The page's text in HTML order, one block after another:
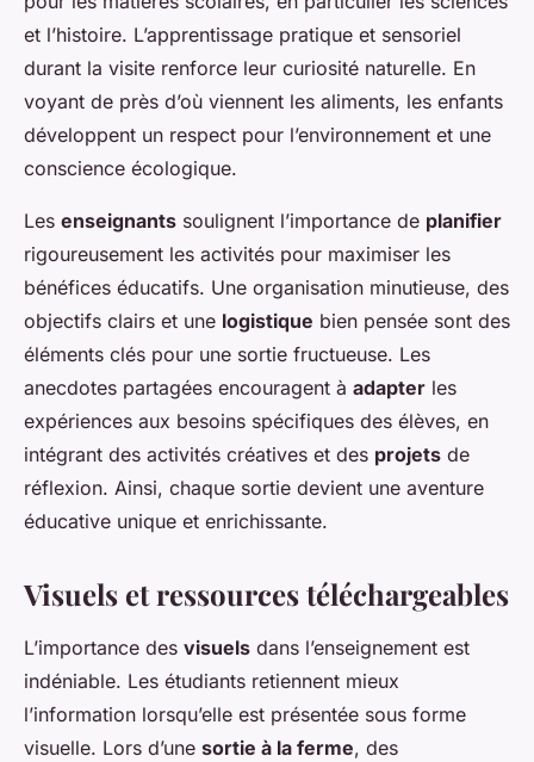
et l’histoire. L’apprentissage pratique et sensoriel
durant la visite renforce leur curiosité naturelle. En
voyant de près d’où viennent les aliments, les enfants
développent un respect pour l’environnement et une
conscience écologique.
Les enseignants soulignent l’importance de planifier
rigoureusement les activités pour maximiser les
bénéfices éducatifs. Une organisation minutieuse, des
objectifs clairs et une logistique bien pensée sont des
éléments clés pour une sortie fructueuse. Les
anecdotes partagées encouragent à adapter les
expériences aux besoins spécifiques des élèves, en
intégrant des activités créatives et des projets de
réflexion. Ainsi, chaque sortie devient une aventure
éducative unique et enrichissante.
Visuels et ressources téléchargeables
L’importance des visuels dans l’enseignement est
indéniable. Les étudiants retiennent mieux
l’information lorsqu’elle est présentée sous forme
visuelle. Lors d’une sortie à la ferme, des